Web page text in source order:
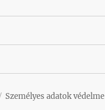
Személyes adatok védelme